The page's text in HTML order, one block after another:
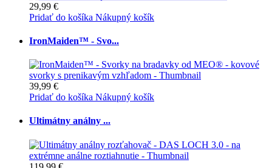
29,99 €
Pridať do košíka Nákupný košík
IronMaiden™ - Svo...
39,99 €
Pridať do košíka Nákupný košík
Ultimátny análny ...